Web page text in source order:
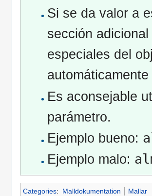
Si se da valor a
sección
especiales del
Es aconsejable
parámetro.
Ejemplo bueno:
Ejemplo malo:
Categories: Malldokumentation Mallar